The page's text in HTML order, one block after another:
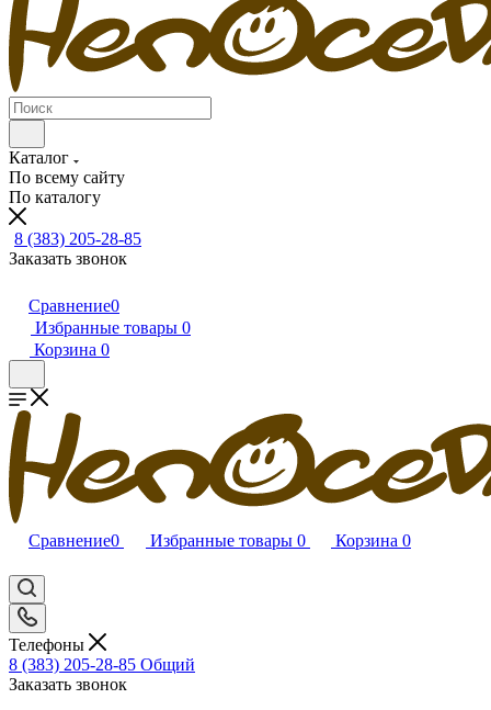
Каталог
По всему сайту
По каталогу
8 (383) 205-28-85
Заказать звонок
Сравнение0
Избранные товары 0
Корзина 0
Сравнение0 Избранные товары 0 Корзина 0
Телефоны
8 (383) 205-28-85 Общий
Заказать звонок